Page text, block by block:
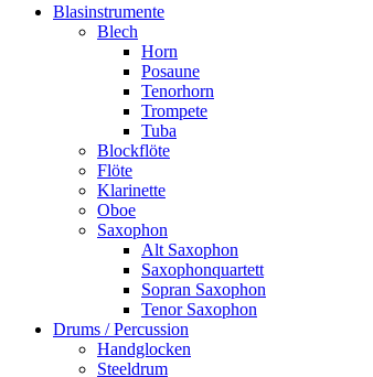
Blasinstrumente
Blech
Horn
Posaune
Tenorhorn
Trompete
Tuba
Blockflöte
Flöte
Klarinette
Oboe
Saxophon
Alt Saxophon
Saxophonquartett
Sopran Saxophon
Tenor Saxophon
Drums / Percussion
Handglocken
Steeldrum